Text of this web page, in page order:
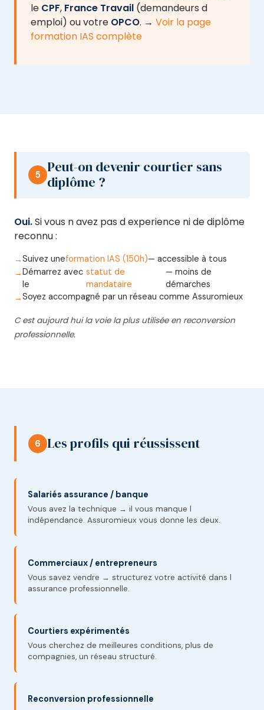
le CPF, France Travail (demandeurs d
emploi) ou votre OPCO. → Voir la page
formation IAS complète
5
Peut-on devenir courtier sans
diplôme ?
Oui.Si vous n avez pas d experience ni de diplôme
reconnu :
Suivez uneformation IAS (150h)— accessible à tous
Démarrez avec
le
statut de
mandataire
— moins de
démarches
Soyez accompagné par un réseau comme Assuromieux
C est aujourd hui la voie la plus utilisée en reconversion
professionnelle.
6 Les profils qui réussissent
Salariés assurance / banque
Vous avez la technique → il vous manque l
indépendance. Assuromieux vous donne les deux.
Commerciaux / entrepreneurs
Vous savez vendre → structurez votre activité dans l
assurance professionnelle.
Courtiers expérimentés
Vous cherchez de meilleures conditions, plus de
compagnies, un réseau structuré.
Reconversion professionnelle